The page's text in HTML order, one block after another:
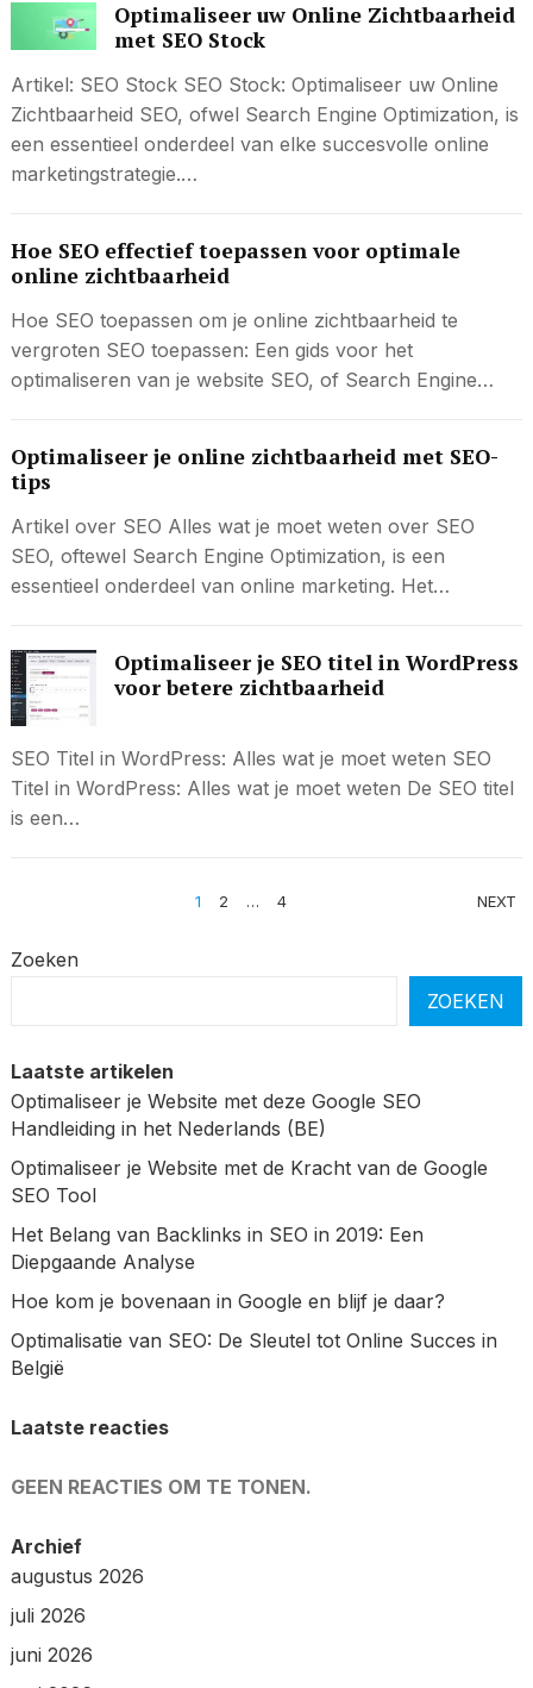
Optimaliseer uw Online Zichtbaarheid
met SEO Stock
Artikel: SEO Stock SEO Stock: Optimaliseer uw Online
Zichtbaarheid SEO, ofwel Search Engine Optimization, is
een essentieel onderdeel van elke succesvolle online
marketingstrategie.…
Hoe SEO effectief toepassen voor optimale
online zichtbaarheid
Hoe SEO toepassen om je online zichtbaarheid te
vergroten SEO toepassen: Een gids voor het
optimaliseren van je website SEO, of Search Engine…
Optimaliseer je online zichtbaarheid met SEO-
tips
Artikel over SEO Alles wat je moet weten over SEO
SEO, oftewel Search Engine Optimization, is een
essentieel onderdeel van online marketing. Het…
Optimaliseer je SEO titel in WordPress
voor betere zichtbaarheid
SEO Titel in WordPress: Alles wat je moet weten SEO
Titel in WordPress: Alles wat je moet weten De SEO titel
is een…
1 2 … 4 NEXT
Zoeken
ZOEKEN
Laatste artikelen
Optimaliseer je Website met deze Google SEO
Handleiding in het Nederlands (BE)
Optimaliseer je Website met de Kracht van de Google
SEO Tool
Het Belang van Backlinks in SEO in 2019: Een
Diepgaande Analyse
Hoe kom je bovenaan in Google en blijf je daar?
Optimalisatie van SEO: De Sleutel tot Online Succes in
België
Laatste reacties
GEEN REACTIES OM TE TONEN.
Archief
augustus 2026
juli 2026
juni 2026